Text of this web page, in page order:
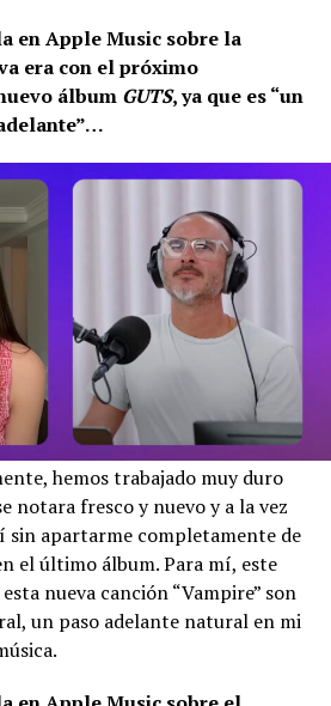
en Apple Music sobre la
era con el próximo
álbum GUTS, ya que es “un
hemos trabajado muy duro
notara fresco y nuevo y a la vez
sin apartarme completamente de
el último álbum. Para mí, este
nueva canción “Vampire” son
un paso adelante natural en mi